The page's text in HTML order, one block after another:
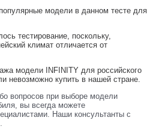
модели в данном тесте для
тестирование, поскольку,
климат отличается от
модели INFINITY для российского
невозможно купить в нашей стране.
вопросов при выборе модели
вы всегда можете
Наши консультанты с